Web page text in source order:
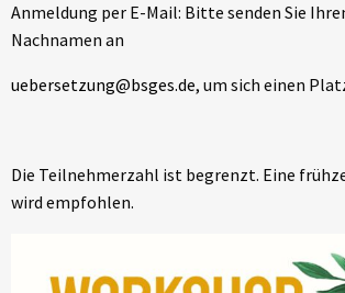
Anmeldung per E-Mail: Bitte senden Sie
Nachnamen an
uebersetzung@bsges.de, um sich einen
Die Teilnehmerzahl ist begrenzt. Eine
wird empfohlen.